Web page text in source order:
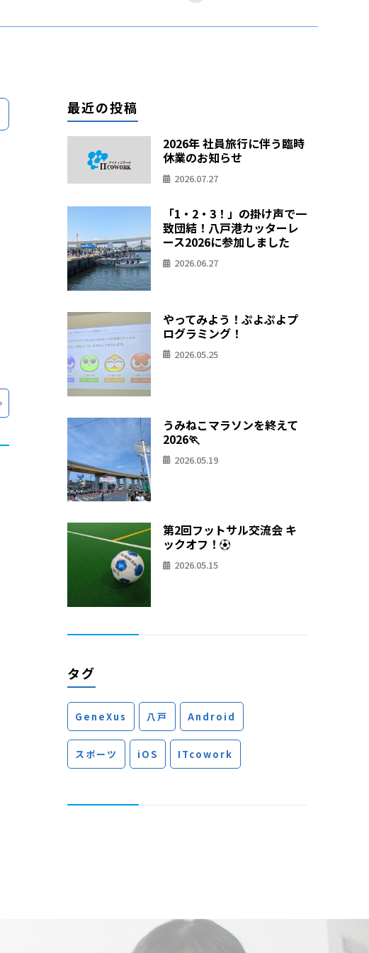
最近の投稿
2026年 社員旅行に伴う臨時
休業のお知らせ
2026.07.27
「1・2・3！」の掛け声で一
致団結！八戸港カッターレ
ース2026に参加しました
2026.06.27
やってみよう！ぷよぷよプ
ログラミング！
2026.05.25
うみねこマラソンを終えて
2026🏃
2026.05.19
第2回フットサル交流会 キ
ックオフ！⚽
2026.05.15
タグ
GeneXus 八戸 Android
スポーツ iOS ITcowork